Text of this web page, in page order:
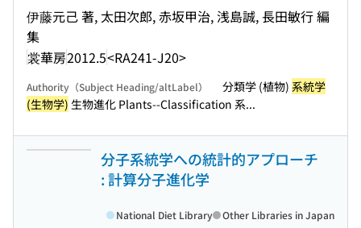
伊藤元己 著, 太田次郎, 赤坂甲治, 浅島誠, 長田敏行 編
集
裳華房2012.5<RA241-J20>
Authority（Subject Heading/altLabel） 分類学 (植物) 系統学
(生物学) 生物進化 Plants--Classification 系...
分子系統学への統計的アプローチ
: 計算分子進化学
National Diet Library Other Libraries in Japan